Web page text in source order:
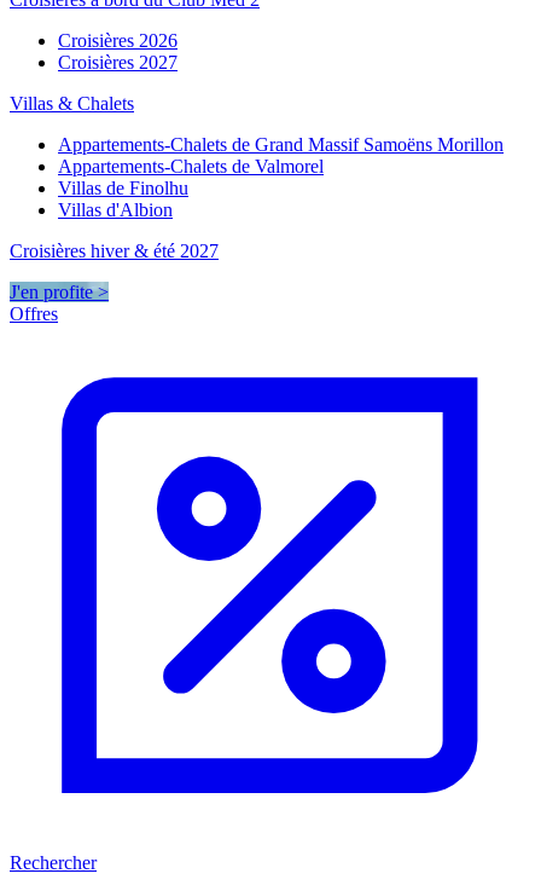
Croisières 2026
Croisières 2027
Villas & Chalets
Appartements-Chalets de Grand Massif Samoëns Morillon
Appartements-Chalets de Valmorel
Villas de Finolhu
Villas d'Albion
Croisières hiver & été 2027
J'en profite >
Offres
Rechercher